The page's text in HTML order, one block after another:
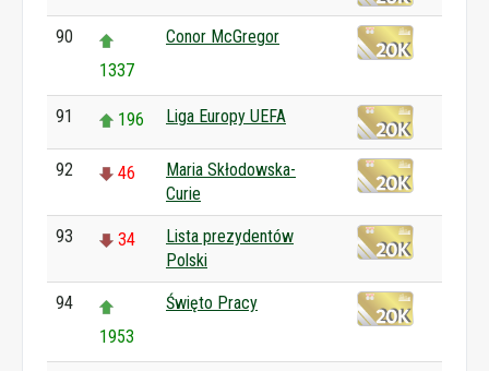
90
1337
Conor McGregor
91 196 Liga Europy UEFA
92 46
Maria Skłodowska-
Curie
93 34
Lista prezydentów
Polski
94
1953
Święto Pracy